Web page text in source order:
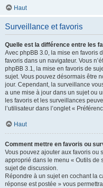
Haut
Surveillance et favoris
Quelle est la différence entre les
Avec phpBB 3.0, la mise en favoris
favoris dans un navigateur. Vous
phpBB 3.1, la mise en favoris de
sujet. Vous pouvez désormais être
jour. Cependant, la surveillance
a une mise à jour dans un sujet ou
les favoris et les surveillances
l’utilisateur dans l’onglet «
Haut
Comment mettre en favoris ou
Vous pouvez ajouter aux favoris ou
approprié dans le menu « Outils de
sujet de discussion.
Répondre à un sujet en cochant la
réponse est postée » vous